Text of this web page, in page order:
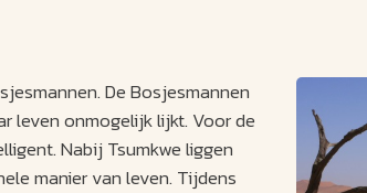
De Bosjesmannen
leven onmogelijk lijkt. Voor de
Nabij Tsumkwe liggen
manier van leven. Tijdens